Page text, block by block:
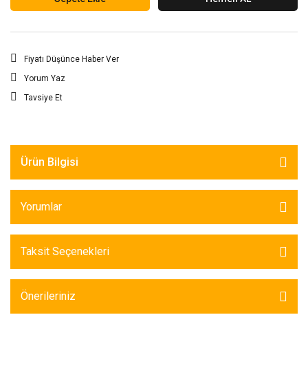
Fiyatı Düşünce Haber Ver
Yorum Yaz
Tavsiye Et
Ürün Bilgisi
Yorumlar
Taksit Seçenekleri
Önerileriniz